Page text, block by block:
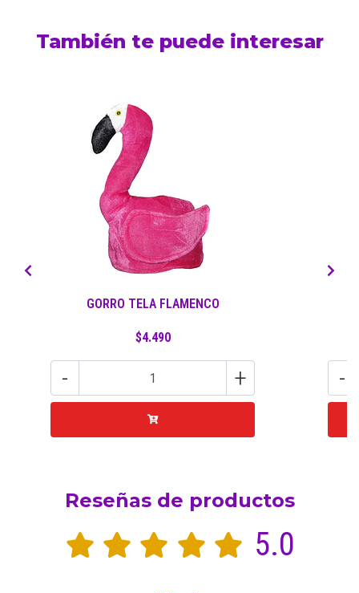
También te puede interesar
GORRO TELA FLAMENCO
$4.490
- + -
Reseñas de productos
5.0